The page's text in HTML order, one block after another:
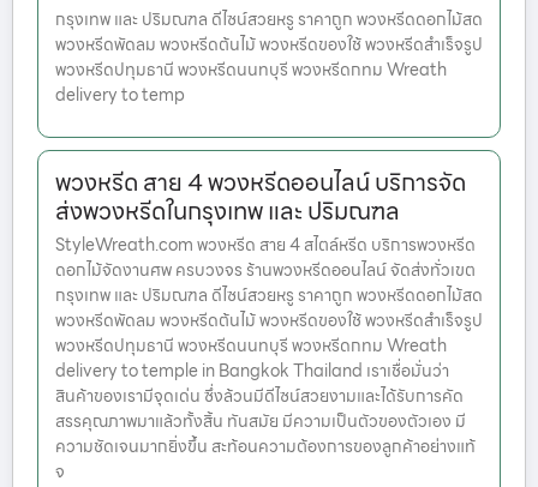
กรุงเทพ และ ปริมณฑล ดีไซน์สวยหรู ราคาถูก พวงหรีดดอกไม้สด
พวงหรีดพัดลม พวงหรีดต้นไม้ พวงหรีดของใช้ พวงหรีดสำเร็จรูป
พวงหรีดปทุมธานี พวงหรีดนนทบุรี พวงหรีดกทม Wreath
delivery to temp
พวงหรีด สาย 4 พวงหรีดออนไลน์ บริการจัด
ส่งพวงหรีดในกรุงเทพ และ ปริมณฑล
StyleWreath.com พวงหรีด สาย 4 สไตล์หรีด บริการพวงหรีด
ดอกไม้จัดงานศพ ครบวงจร ร้านพวงหรีดออนไลน์ จัดส่งทั่วเขต
กรุงเทพ และ ปริมณฑล ดีไซน์สวยหรู ราคาถูก พวงหรีดดอกไม้สด
พวงหรีดพัดลม พวงหรีดต้นไม้ พวงหรีดของใช้ พวงหรีดสำเร็จรูป
พวงหรีดปทุมธานี พวงหรีดนนทบุรี พวงหรีดกทม Wreath
delivery to temple in Bangkok Thailand เราเชื่อมั่นว่า
สินค้าของเรามีจุดเด่น ซึ่งล้วนมีดีไซน์สวยงามและได้รับการคัด
สรรคุณภาพมาแล้วทั้งสิ้น ทันสมัย มีความเป็นตัวของตัวเอง มี
ความชัดเจนมากยิ่งขึ้น สะท้อนความต้องการของลูกค้าอย่างแท้
จ